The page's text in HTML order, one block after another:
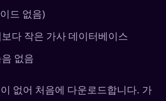
드 없음)
다 작은 가사 데이터베이스
없음
없어 처음에 다운로드합니다. 가